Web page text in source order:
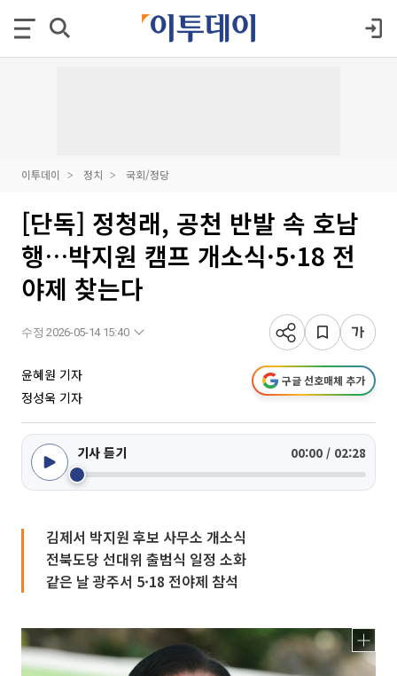
이투데이 정치 국회/정당
[단독] 정청래, 공천 반발 속 호남
행…박지원 캠프 개소식·5·18 전
야제 찾는다
수정 2026-05-14 15:40
윤혜원 기자
정성욱 기자
구글 선호매체 추가
기사 듣기 00:00 / 02:28
김제서 박지원 후보 사무소 개소식
전북도당 선대위 출범식 일정 소화
같은 날 광주서 5·18 전야제 참석